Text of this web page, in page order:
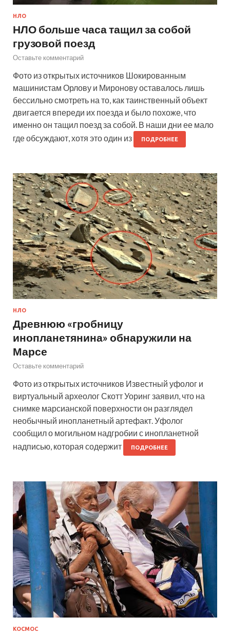
НЛО
НЛО больше часа тащил за собой
грузовой поезд
Оставьте комментарий
Фото из открытых источников Шокированным
машинистам Орлову и Миронову оставалось лишь
бессильно смотреть на то, как таинственный объект
двигается впереди их поезда и было похоже, что
именно он тащил поезд за собой. В наши дни ее мало
где обсуждают, хотя это один из
ПОДРОБНЕЕ
НЛО
Древнюю «гробницу
инопланетянина» обнаружили на
Марсе
Оставьте комментарий
Фото из открытых источников Известный уфолог и
виртуальный археолог Скотт Уоринг заявил, что на
снимке марсианской поверхности он разглядел
необычный инопланетный артефакт. Уфолог
сообщил о могильном надгробии с инопланетной
надписью, которая содержит
ПОДРОБНЕЕ
КОСМОС